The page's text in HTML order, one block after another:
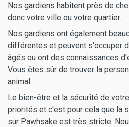
Nos gardiens habitent près de
donc votre ville ou votre quartier.
Nos gardiens ont également
différentes et peuvent s'occuper
âgés ou ont des connaissances
Vous êtes sûr de trouver la
animal.
Le bien-être et la sécurité de
priorités et c'est pour cela que la
sur Pawhsake est très stricte.